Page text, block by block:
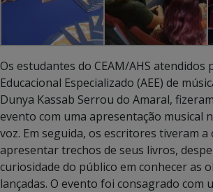
Os estudantes do CEAM/AHS atendidos
Educacional Especializado (AEE) de
Dunya Kassab Serrou do Amaral,
evento com uma apresentação musical
voz. Em seguida, os escritores tiveram
apresentar trechos de seus livros,
curiosidade do público em conhecer as
lançadas. O evento foi consagrado com